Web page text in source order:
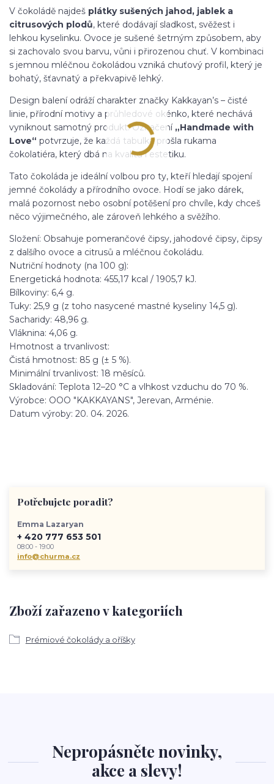
V čokoládě najdeš plátky sušených jahod, jablek a
citrusových plodů, které dodávají sladkost, svěžest i
lehkou kyselinku. Ovoce je sušené šetrným způsobem, aby
si zachovalo svou barvu, vůni i přirozenou chuť. V kombinaci
s jemnou mléčnou čokoládou vzniká chuťový profil, který je
bohatý, šťavnatý a překvapivě lehký.
Design balení odráží charakter značky Kakkayan’s – čisté
linie, přírodní motivy a průhledové okénko, které nechává
vyniknout samotný produkt. Označení „Handmade with
Love“ potvrzuje, že každá tabulka prošla rukama
čokolatiéra, který dbá na kvalitu i estetiku.
Tato čokoláda je ideální volbou pro ty, kteří hledají spojení
jemné čokolády a přírodního ovoce. Hodí se jako dárek,
malá pozornost nebo osobní potěšení pro chvíle, kdy chceš
něco výjimečného, ale zároveň lehkého a svěžího.
Složení: Obsahuje pomerančové čipsy, jahodové čipsy, čipsy
z dalšího ovoce a citrusů a mléčnou čokoládu.
​Nutriční hodnoty (na 100 g):
​Energetická hodnota: 455,17 kcal / 1905,7 kJ.
​Bílkoviny: 6,4 g.
​Tuky: 25,9 g (z toho nasycené mastné kyseliny 14,5 g).
​Sacharidy: 48,96 g.
​Vláknina: 4,06 g.
​Hmotnost a trvanlivost:
​Čistá hmotnost: 85 g (± 5 %).
​Minimální trvanlivost: 18 měsíců.
​Skladování: Teplota 12–20 °C a vlhkost vzduchu do 70 %.
​Výrobce: OOO "KAKKAYANS", Jerevan, Arménie.
​Datum výroby: 20. 04. 2026.
Zboží zařazeno v kategoriích
Prémiové čokolády a oříšky
Potřebujete poradit?
Emma Lazaryan
+ 420 777 653 501
08:00 - 19:00
info@churma.cz
Nepropásněte novinky,
akce a slevy!